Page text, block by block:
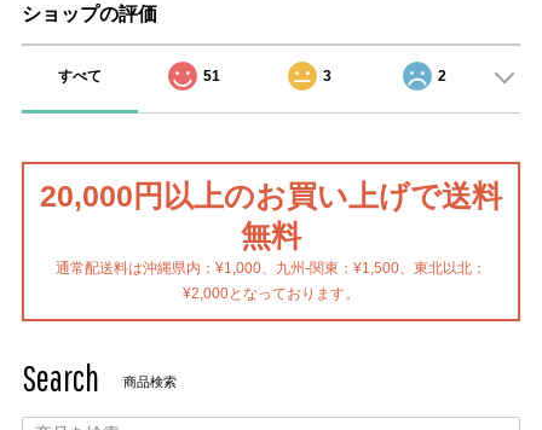
ショップの評価
すべて 51 3 2
20,000円以上のお買い上げで送料
無料
通常配送料は沖縄県内：¥1,000、九州-関東：¥1,500、東北以北：
¥2,000となっております。
Search 商品検索